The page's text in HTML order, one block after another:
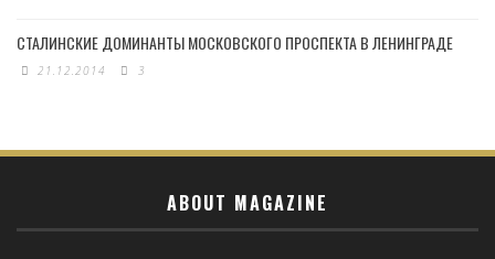
СТАЛИНСКИЕ ДОМИНАНТЫ МОСКОВСКОГО ПРОСПЕКТА В ЛЕНИНГРАДЕ
21.12.2014 3
ABOUT MAGAZINE